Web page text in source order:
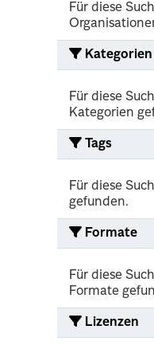
Für diese
Kategorien
Für diese
Kategorien
Tags
Für diese
gefunden.
Formate
Für diese
Formate
Lizenzen